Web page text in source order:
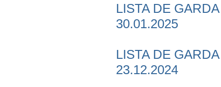
LISTA DE
30.01.2025
LISTA DE
23.12.2024